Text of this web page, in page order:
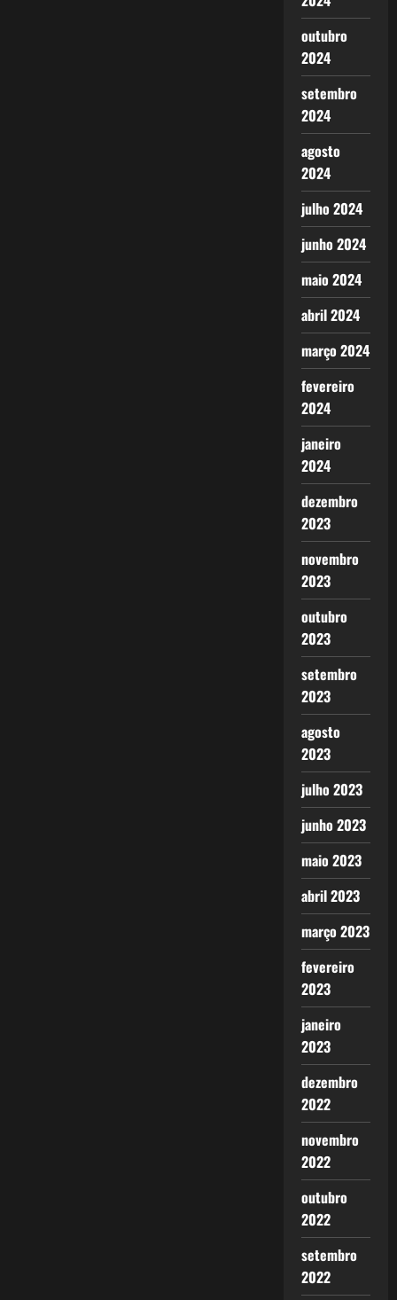
outubro
2024
setembro
2024
agosto
2024
julho 2024
junho 2024
maio 2024
abril 2024
março 2024
fevereiro
2024
janeiro
2024
dezembro
2023
novembro
2023
outubro
2023
setembro
2023
agosto
2023
julho 2023
junho 2023
maio 2023
abril 2023
março 2023
fevereiro
2023
janeiro
2023
dezembro
2022
novembro
2022
outubro
2022
setembro
2022